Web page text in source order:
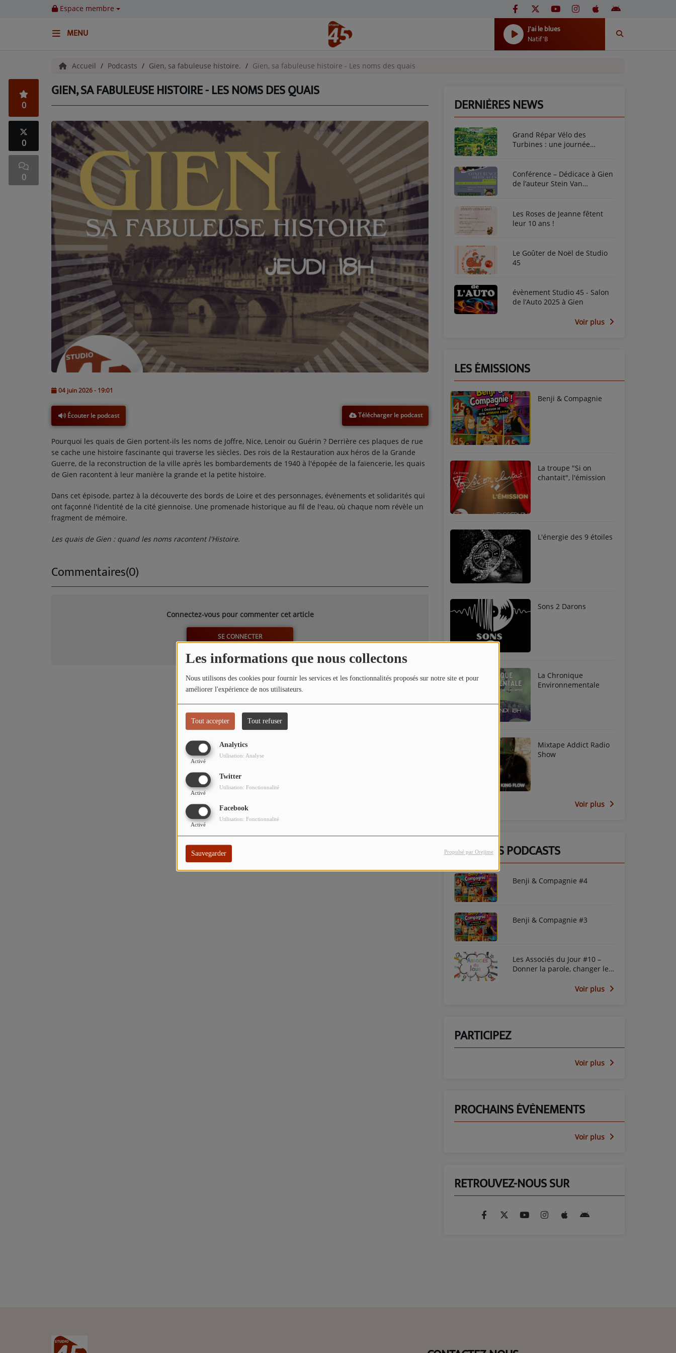
Les informations que nous collectons
Nous utilisons des cookies pour fournir les services et les fonctionnalités proposés sur notre site et pour
améliorer l'expérience de nos utilisateurs.
Tout accepter Tout refuser
Analytics
Activé
Utilisation: Analyse
Twitter
Activé
Utilisation: Fonctionnalité
Facebook
Activé
Utilisation: Fonctionnalité
Sauvegarder Propulsé par Orejime
Espace membre
MENU
J'ai le blues
Natif'B
Emissions
BENJI & COMPAGNIE
GIEN, SA FABULEUSE HISTOIRE
GRAFFITI CINÉMA
LES ASSOCIÉS DU JOUR
LA CHRONIQUE ENVIRONNEMENTALE
LA CHRONIQUE MUSICALE
L'ÉNERGIE DES 9 ÉTOILES
MIXTAPE ADDICT RADIO SHOW
"SI ON CHANTAIT", L'ÉMISSION
SONS 2 DARONS
TITRES DIFFUSÉS
DÉDICACES
Accueil Podcasts Gien, sa fabuleuse histoire. Gien, sa fabuleuse histoire - Les noms des quais
GIEN, SA FABULEUSE HISTOIRE - LES NOMS DES QUAIS
0
0
0
04 juin 2026 - 19:01
Écouter le podcast Télécharger le podcast
Pourquoi les quais de Gien portent-ils les noms de Joffre, Nice, Lenoir ou Guérin ? Derrière ces plaques de rue
se cache une histoire fascinante qui traverse les siècles. Des rois de la Restauration aux héros de la Grande
Guerre, de la reconstruction de la ville après les bombardements de 1940 à l'épopée de la faïencerie, les quais
de Gien racontent à leur manière la grande et la petite histoire.
Dans cet épisode, partez à la découverte des bords de Loire et des personnages, événements et solidarités qui
ont façonné l'identité de la cité giennoise. Une promenade historique au fil de l'eau, où chaque nom révèle un
fragment de mémoire.
Les quais de Gien : quand les noms racontent l'Histoire.
Commentaires(0)
Connectez-vous pour commenter cet article
SE CONNECTER
DERNIÈRES NEWS
Grand Répar Vélo des
Turbines : une journée
Conférence – Dédicace à Gien
de l’auteur Stein Van
Les Roses de Jeanne fêtent
leur 10 ans !
Le Goûter de Noël de Studio
45
évènement Studio 45 - Salon
de l’Auto 2025 à Gien
Voir plus
LES ÉMISSIONS
Benji & Compagnie
La troupe "Si on
chantait", l'émission
L'énergie des 9 étoiles
Sons 2 Darons
La Chronique
Environnementale
Mixtape Addict Radio
Show
Voir plus
DERNIERS PODCASTS
Benji & Compagnie #4
Benji & Compagnie #3
Les Associés du Jour #10 –
Donner la parole, changer le
Voir plus
PARTICIPEZ
Voir plus
PROCHAINS ÉVÈNEMENTS
Voir plus
RETROUVEZ-NOUS SUR